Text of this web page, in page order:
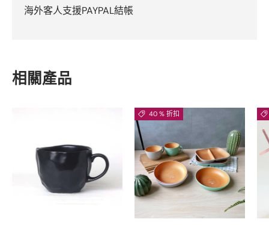
海外客人支援PAYPAL結帳
相關產品
40 % 折扣